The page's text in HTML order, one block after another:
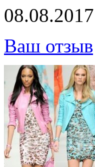
08.08.2017
Ваш отзыв